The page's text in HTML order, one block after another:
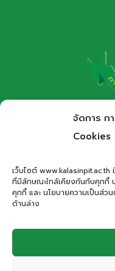
จัดการ ก
Cookies
เว็บไซต์ www.kalasinpit.ac.th
ที่มีลักษณะใกล้เคียงกันกับคุกกี้
คุกกี้ และ นโยบายความเป็นส่ว
ด้านล่าง
โรงเรียนกาฬสินธุ์พิทยา
สำนักงานเขตพื้นที่การศึ
ที่อยู่: เลขที่ 66 ถนนอรร
กาฬสินธุ์ จังหวัดกาฬสินธุ์